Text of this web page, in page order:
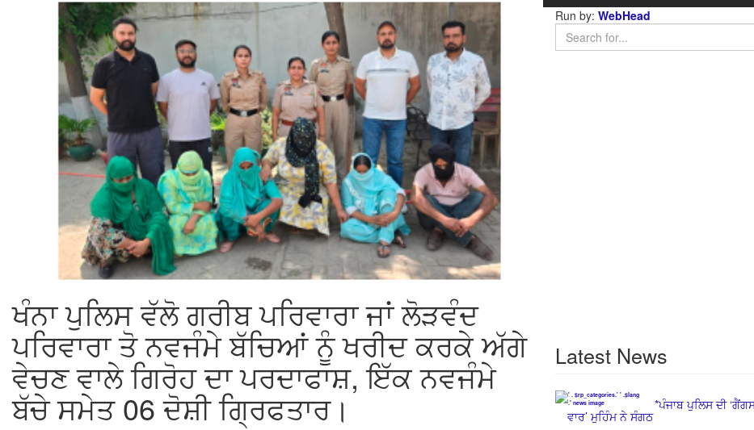
ਖੰਨਾ ਪੁਲਿਸ ਵੱਲੋ ਗਰੀਬ ਪਰਿਵਾਰਾ ਜਾਂ ਲੋੜਵੰਦ
ਪਰਿਵਾਰਾ ਤੋ ਨਵਜੰਮੇ ਬੱਚਿਆਂ ਨੂੰ ਖਰੀਦ ਕਰਕੇ ਅੱਗੇ
ਵੇਚਣ ਵਾਲੇ ਗਿਰੋਹ ਦਾ ਪਰਦਾਫਾਸ਼, ਇੱਕ ਨਵਜੰਮੇ
ਬੱਚੇ ਸਮੇਤ 06 ਦੋਸ਼ੀ ਗ੍ਰਿਫਤਾਰ।
Run by: WebHead
Latest News
*ਪੰਜਾਬ ਪੁਲਿਸ ਦੀ
ਵਾਰ’ ਮੁਹਿੰਮ ਨੇ ਸੰਗਠ